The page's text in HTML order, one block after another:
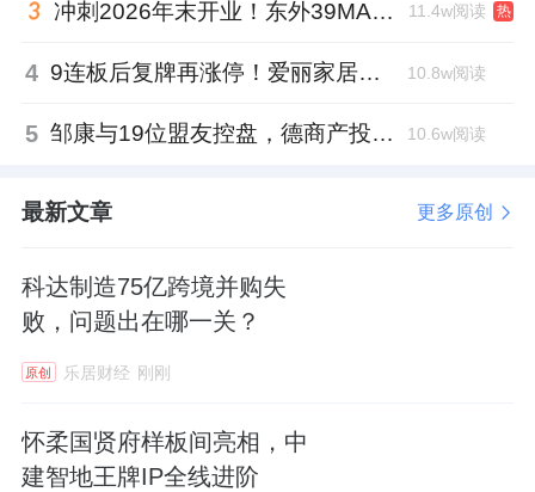
冲刺2026年末开业！东外39MALL全球招商启幕，重构东直门商圈格局 11.4w阅读 热
4 9连板后复牌再涨停！爱丽家居市盈率318倍，跨界收购案尚未落地 10.8w阅读
5 邹康与19位盟友控盘，德商产投服务散户绝迹 10.6w阅读
最新文章 更多原创
科达制造75亿跨境并购失
败，问题出在哪一关？
原创 乐居财经 刚刚
怀柔国贤府样板间亮相，中
建智地王牌IP全线进阶